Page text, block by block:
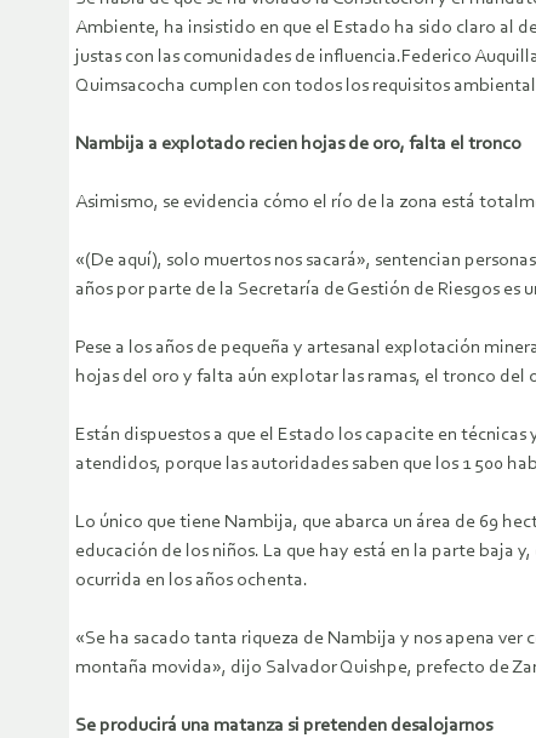
Ambiente, ha insistido en que el Estado ha sido claro al
justas con las comunidades de influencia.Federico
Quimsacocha cumplen con todos los requisitos
Nambija a explotado recien hojas de oro, falta el tronco
Asimismo, se evidencia cómo el río de la zona está
«(De aquí), solo muertos nos sacará», sentencian
años por parte de la Secretaría de Gestión de Riesgos es
Pese a los años de pequeña y artesanal explotación
hojas del oro y falta aún explotar las ramas, el tronco del
Están dispuestos a que el Estado los capacite en
atendidos, porque las autoridades saben que los 1 500
Lo único que tiene Nambija, que abarca un área de 69
educación de los niños. La que hay está en la parte baja
ocurrida en los años ochenta.
«Se ha sacado tanta riqueza de Nambija y nos apena
montaña movida», dijo Salvador Quishpe, prefecto de
Se producirá una matanza si pretenden desalojarnos